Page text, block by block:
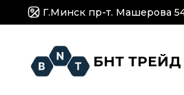
Г.Минск пр-т. Машерова
БНТ